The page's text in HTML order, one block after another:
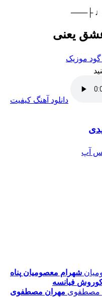
────┤
یعنی
گود موزیک
دانلود آهنگ کیفیت
آپ
شهرام معصومیان پناه
فیانسه
مهران مصطفوی